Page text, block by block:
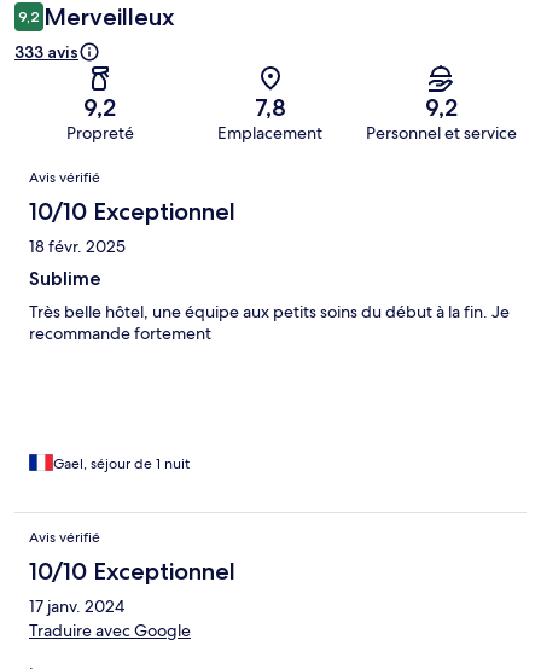
9,2 Merveilleux
333 avis
9,2
Propreté
7,8
Emplacement
9,2
Personnel et service
Avis
Avis vérifié
10/10 Exceptionnel
18 févr. 2025
Sublime
Très belle hôtel, une équipe aux petits soins du début à la fin. Je
recommande fortement
Gael, séjour de 1 nuit
Avis vérifié
10/10 Exceptionnel
17 janv. 2024
Traduire avec Google
.